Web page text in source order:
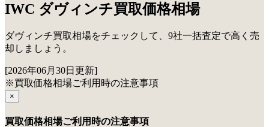
IWC ダヴィンチ買取価格相場
ダヴィンチ買取相場をチェックして、9社一括査定で高く売
却しましょう。
[2026年06月30日更新]
※買取価格相場ご利用時の注意事項
×
買取価格相場ご利用時の注意事項